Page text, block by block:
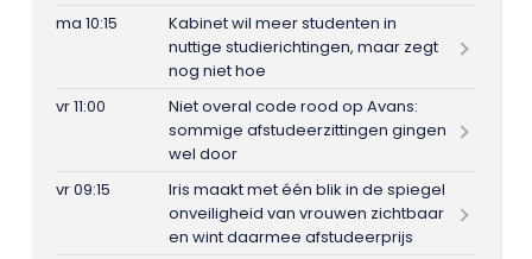
ma 10:15
Kabinet wil meer studenten in
nuttige studierichtingen, maar zegt
nog niet hoe
vr 11:00
Niet overal code rood op Avans:
sommige afstudeerzittingen gingen
wel door
vr 09:15
Iris maakt met één blik in de spiegel
onveiligheid van vrouwen zichtbaar
en wint daarmee afstudeerprijs